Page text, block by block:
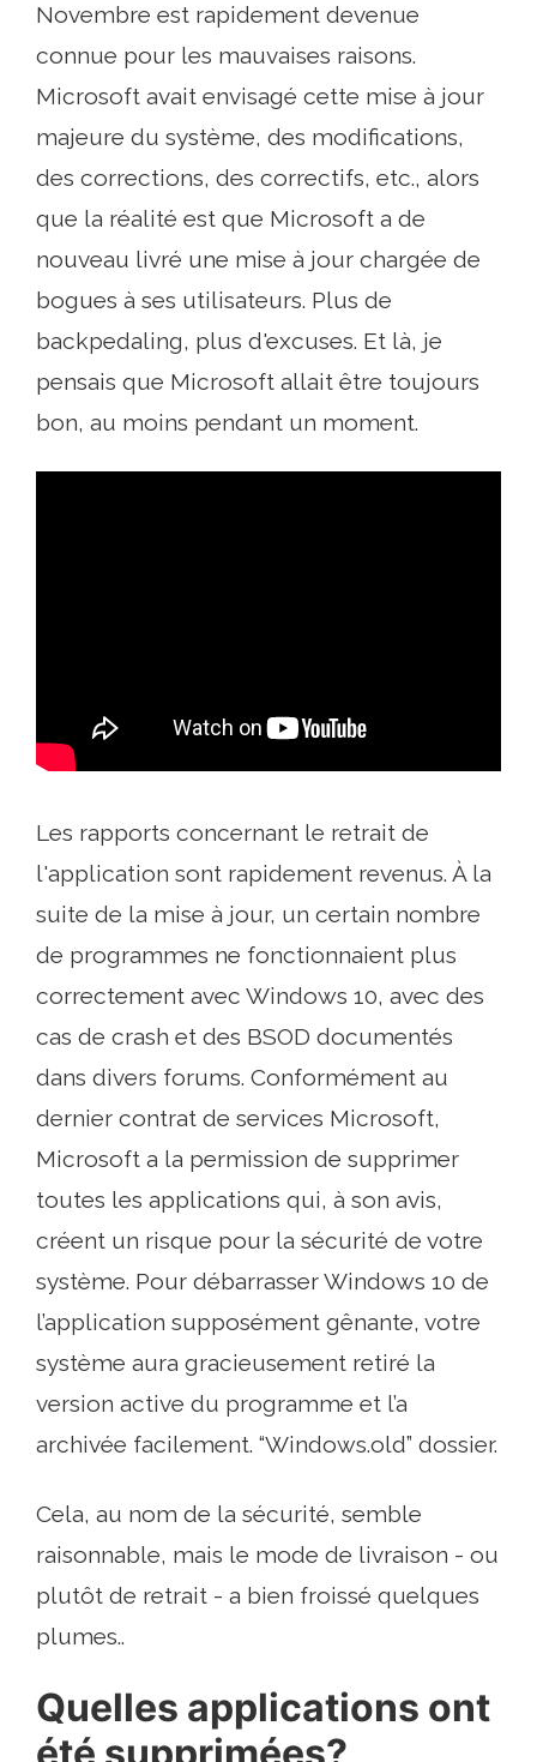
Novembre est rapidement devenue
connue pour les mauvaises raisons.
Microsoft avait envisagé cette mise à jour
majeure du système, des modifications,
des corrections, des correctifs, etc., alors
que la réalité est que Microsoft a de
nouveau livré une mise à jour chargée de
bogues à ses utilisateurs. Plus de
backpedaling, plus d'excuses. Et là, je
pensais que Microsoft allait être toujours
bon, au moins pendant un moment.
Les rapports concernant le retrait de
l'application sont rapidement revenus. À la
suite de la mise à jour, un certain nombre
de programmes ne fonctionnaient plus
correctement avec Windows 10, avec des
cas de crash et des BSOD documentés
dans divers forums. Conformément au
dernier contrat de services Microsoft,
Microsoft a la permission de supprimer
toutes les applications qui, à son avis,
créent un risque pour la sécurité de votre
système. Pour débarrasser Windows 10 de
l’application supposément gênante, votre
système aura gracieusement retiré la
version active du programme et l’a
archivée facilement. “Windows.old” dossier.
Cela, au nom de la sécurité, semble
raisonnable, mais le mode de livraison - ou
plutôt de retrait - a bien froissé quelques
plumes..
Quelles applications ont